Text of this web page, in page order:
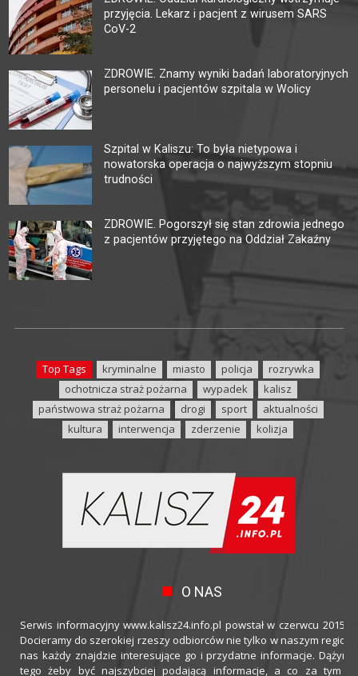
przyjęcia. Lekarz i pacjent z wirusem SARS
CoV-2
ZDROWIE. Znamy wyniki badań laboratoryjnych
personelu i pacjentów szpitala w Wolicy
Szpital w Kaliszu: To była nietypowa i
nowatorska operacja o najwyższym stopniu
trudności
ZDROWIE. Pogorszył się stan zdrowia jednego
z pacjentów przyjętego na Oddział Zakaźny
Top Tags kryminalne miasto policja
rozrywka
ochotnicza straż pożarna
wypadek
kalisz
państwowa straż pożarna
drogi sport
aktualności
kultura
interwencja zderzenie kolizja
O NAS
Serwis informacyjny www.kalisz24.info.pl powstał w czerwcu 2015
Docieramy do szerokiej rzeszy odbiorców nie tylko w naszym
nas każdy znajdzie interesujące go i przydatne informacje.
tego żeby być najszybciej podającą informacje, a co za tym